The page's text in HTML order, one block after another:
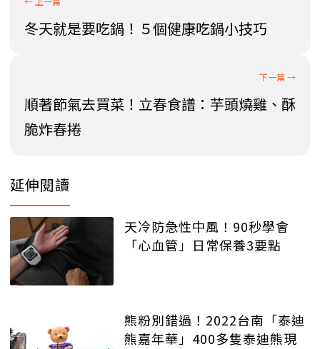
冬天就是要吃鍋！５個健康吃鍋小技巧
順著節氣去買菜！立春食譜：芋頭燒雞、酥
脆炸春捲
延伸閱讀
天冷防急性中風！90秒學會
「心血管」日常保養3要點
熊粉別錯過！2022台南「泰迪
熊嘉年華」400多隻泰迪熊現